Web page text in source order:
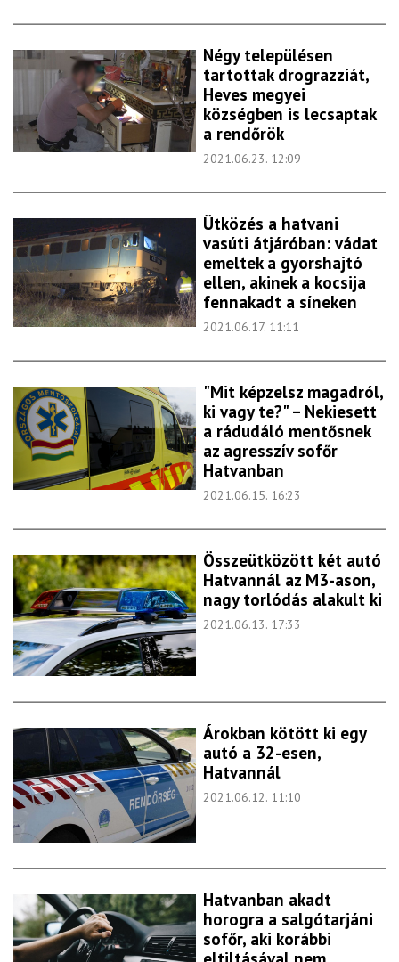
Négy településen
tartottak drograzziát,
Heves megyei
községben is lecsaptak
a rendőrök
2021.06.23. 12:09
Ütközés a hatvani
vasúti átjáróban: vádat
emeltek a gyorshajtó
ellen, akinek a kocsija
fennakadt a síneken
2021.06.17. 11:11
"Mit képzelsz magadról,
ki vagy te?" – Nekiesett
a rádudáló mentősnek
az agresszív sofőr
Hatvanban
2021.06.15. 16:23
Összeütközött két autó
Hatvannál az M3-ason,
nagy torlódás alakult ki
2021.06.13. 17:33
Árokban kötött ki egy
autó a 32-esen,
Hatvannál
2021.06.12. 11:10
Hatvanban akadt
horogra a salgótarjáni
sofőr, aki korábbi